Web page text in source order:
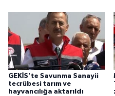
GEKİS'te Savunma Sanayii
tecrübesi tarım ve
hayvancılığa aktarıldı